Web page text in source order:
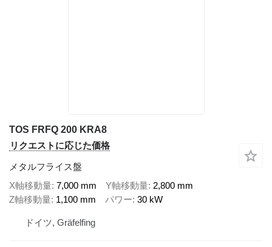
TOS FRFQ 200 KRA8
リクエストに応じた価格
メタルフライス盤
X軸移動量 7,000 mm Y軸移動量 2,800 mm
Z軸移動量 1,100 mm パワー 30 kW
ドイツ, Gräfelfing